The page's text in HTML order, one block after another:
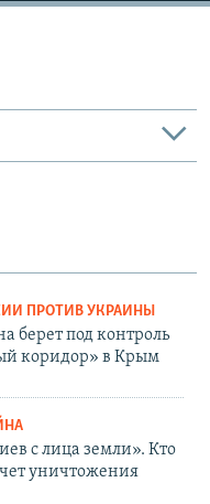
ПРОТИВ УКРАИНЫ
берет под контроль
коридор» в Крым
с лица земли». Кто
уничтожения